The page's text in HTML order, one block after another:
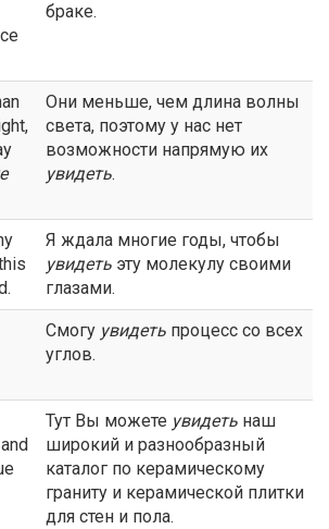
браке.
Они меньше, чем длина волны
света, поэтому у нас нет
возможности напрямую их
увидеть.
Я ждала многие годы, чтобы
увидеть эту молекулу своими
глазами.
Смогу увидеть процесс со всех
углов.
Тут Вы можете увидеть наш
широкий и разнообразный
каталог по керамическому
граниту и керамической плитки
для стен и пола.